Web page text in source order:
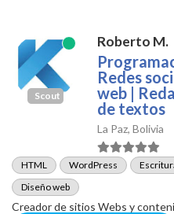
Scout
Roberto M.
Redes
web |
de textos
La Paz, Bolivia
HTML WordPress
Diseño web
Creador de sitios Webs y